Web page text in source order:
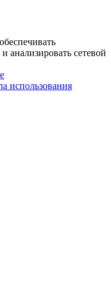
анализировать сетевой
использования